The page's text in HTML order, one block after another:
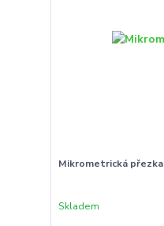
Mikrometrická přezka
Skladem